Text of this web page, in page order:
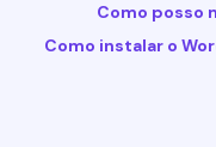
Como posso
Como instalar o